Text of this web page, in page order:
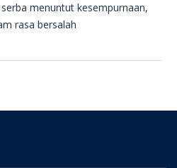
menuntut kesempurnaan,
rasa bersalah